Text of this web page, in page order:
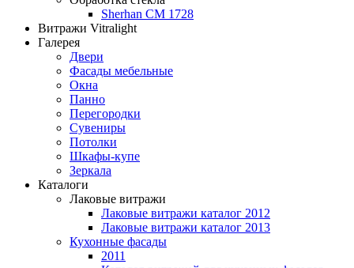
Sherhan CM 1728
Витражи Vitralight
Галерея
Двери
Фасады мебельные
Окна
Панно
Перегородки
Сувениры
Потолки
Шкафы-купе
Зеркала
Каталоги
Лаковые витражи
Лаковые витражи каталог 2012
Лаковые витражи каталог 2013
Кухонные фасады
2011